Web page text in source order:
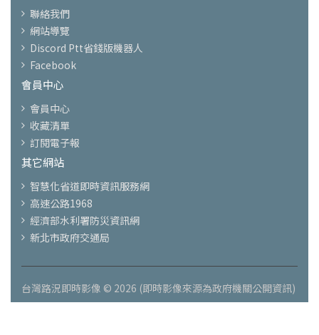
聯絡我們
網站導覽
Discord Ptt省錢版機器人
Facebook
會員中心
會員中心
收藏清單
訂閱電子報
其它網站
智慧化省道即時資訊服務網
高速公路1968
經濟部水利署防災資訊網
新北市政府交通局
台灣路況即時影像 © 2026 (即時影像來源為政府機關公開資訊)